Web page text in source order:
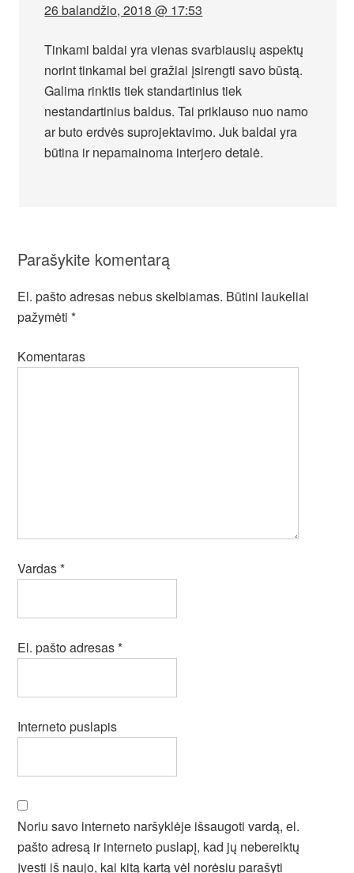
26 balandžio, 2018 @ 17:53
Tinkami baldai yra vienas svarbiausių aspektų
norint tinkamai bei gražiai įsirengti savo būstą.
Galima rinktis tiek standartinius tiek
nestandartinius baldus. Tai priklauso nuo namo
ar buto erdvės suprojektavimo. Juk baldai yra
būtina ir nepamainoma interjero detalė.
Parašykite komentarą
El. pašto adresas nebus skelbiamas. Būtini laukeliai
pažymėti*
Komentaras
Vardas*
El. pašto adresas*
Interneto puslapis
Noriu savo interneto naršyklėje išsaugoti vardą, el.
pašto adresą ir interneto puslapį, kad jų nebereiktų
įvesti iš naujo, kai kitą kartą vėl norėsiu parašyti